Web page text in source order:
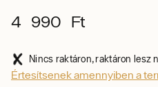
4 990 Ft
Nincs raktáron, raktáron lesz
Értesítsenek amennyiben a